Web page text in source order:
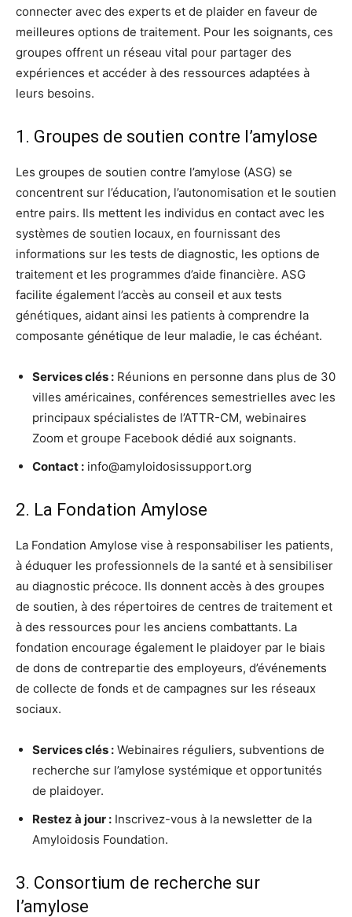
connecter avec des experts et de plaider en faveur de
meilleures options de traitement. Pour les soignants, ces
groupes offrent un réseau vital pour partager des
expériences et accéder à des ressources adaptées à
leurs besoins.
1. Groupes de soutien contre l’amylose
Les groupes de soutien contre l’amylose (ASG) se
concentrent sur l’éducation, l’autonomisation et le soutien
entre pairs. Ils mettent les individus en contact avec les
systèmes de soutien locaux, en fournissant des
informations sur les tests de diagnostic, les options de
traitement et les programmes d’aide financière. ASG
facilite également l’accès au conseil et aux tests
génétiques, aidant ainsi les patients à comprendre la
composante génétique de leur maladie, le cas échéant.
Services clés : Réunions en personne dans plus de 30
villes américaines, conférences semestrielles avec les
principaux spécialistes de l’ATTR-CM, webinaires
Zoom et groupe Facebook dédié aux soignants.
Contact : info@amyloidosissupport.org
2. La Fondation Amylose
La Fondation Amylose vise à responsabiliser les patients,
à éduquer les professionnels de la santé et à sensibiliser
au diagnostic précoce. Ils donnent accès à des groupes
de soutien, à des répertoires de centres de traitement et
à des ressources pour les anciens combattants. La
fondation encourage également le plaidoyer par le biais
de dons de contrepartie des employeurs, d’événements
de collecte de fonds et de campagnes sur les réseaux
sociaux.
Services clés : Webinaires réguliers, subventions de
recherche sur l’amylose systémique et opportunités
de plaidoyer.
Restez à jour : Inscrivez-vous à la newsletter de la
Amyloidosis Foundation.
3. Consortium de recherche sur
l’amylose